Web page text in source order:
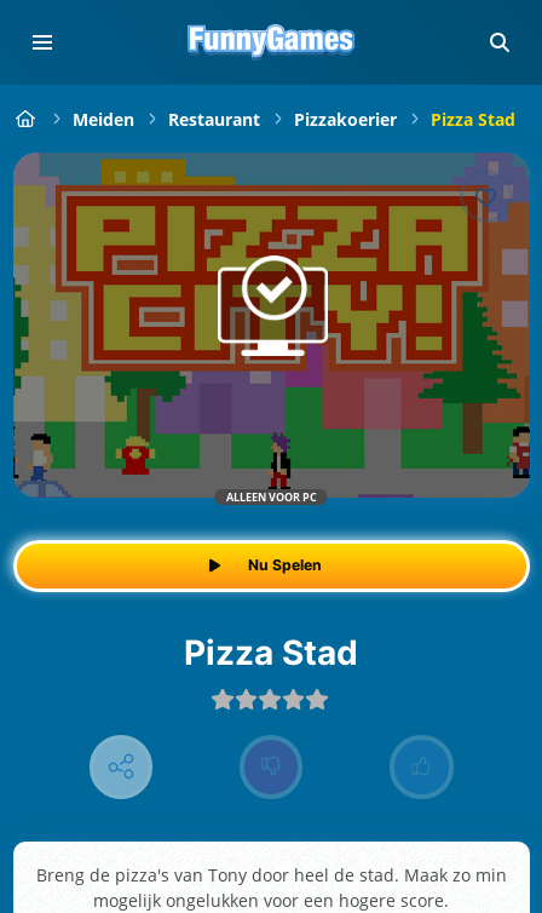
Meiden Restaurant Pizzakoerier Pizza Stad
ALLEEN VOOR PC
Nu Spelen
Pizza Stad
Breng de pizza's van Tony door heel de stad. Maak zo min
mogelijk ongelukken voor een hogere score.